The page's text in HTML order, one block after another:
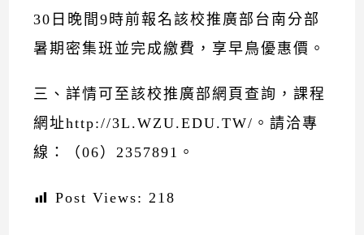
30日晚間9時前報名該校推廣部台南分部
暑期密集班並完成繳費，享早鳥優惠價。
三、詳情可至該校推廣部網頁查詢，課程
網址http://3L.WZU.EDU.TW/ 。請洽專
線：（06）2357891。
Post Views: 218